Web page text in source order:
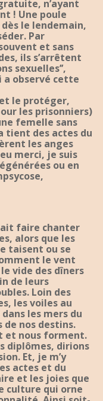
n’ayant
! Une poule
le lendemain,
Par
et sans
ils s’arrêtent
sexuelles’’,
a observé cette
le protéger,
les prisonniers)
femelle sans
tient des actes du
les anges
merci, je suis
ou en
faire chanter
alors que les
taisent ou se
le vent
vide des dîners
de leurs
Loin des
les voiles au
les mers du
nos destins.
et nous forment.
diplômes, dirions
Et, je m’y
actes et du
et les joies que
culture qui orne